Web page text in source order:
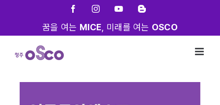
FacebookInstagramYouTubeBlogger
꿈을 여는 MICE , 미래를 여는 OSCO